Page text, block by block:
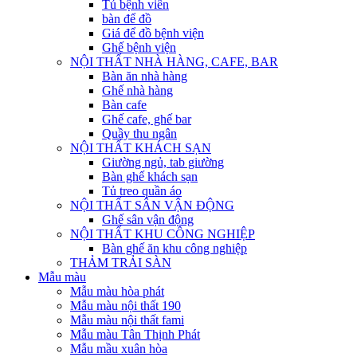
Tủ bệnh viên
bàn để đồ
Giá để đồ bệnh viện
Ghế bệnh viện
NỘI THẤT NHÀ HÀNG, CAFE, BAR
Bàn ăn nhà hàng
Ghế nhà hàng
Bàn cafe
Ghế cafe, ghế bar
Quầy thu ngân
NỘI THẤT KHÁCH SẠN
Giường ngủ, tab giường
Bàn ghế khách sạn
Tủ treo quần áo
NỘI THẤT SÂN VẬN ĐỘNG
Ghế sân vận động
NỘI THẤT KHU CÔNG NGHIỆP
Bàn ghế ăn khu công nghiệp
THẢM TRẢI SÀN
Mẫu màu
Mẫu màu hòa phát
Mẫu màu nội thất 190
Mẫu màu nội thất fami
Mẫu màu Tân Thịnh Phát
Mẫu mầu xuân hòa